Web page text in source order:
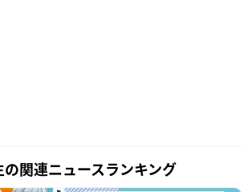
の関連ニュースランキング